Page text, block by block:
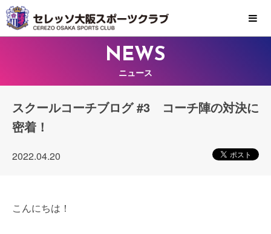
MENU
NEWS
ニュース
スクールコーチブログ #3 コーチ陣の対決に
密着！
2022.04.20
こんにちは！